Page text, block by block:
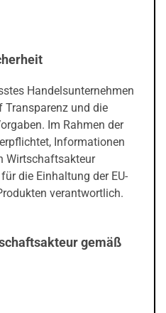
Handelsunternehmen
Transparenz und die
Im Rahmen der
Informationen
Wirtschaftsakteur
die Einhaltung der EU-
verantwortlich.
gemäß